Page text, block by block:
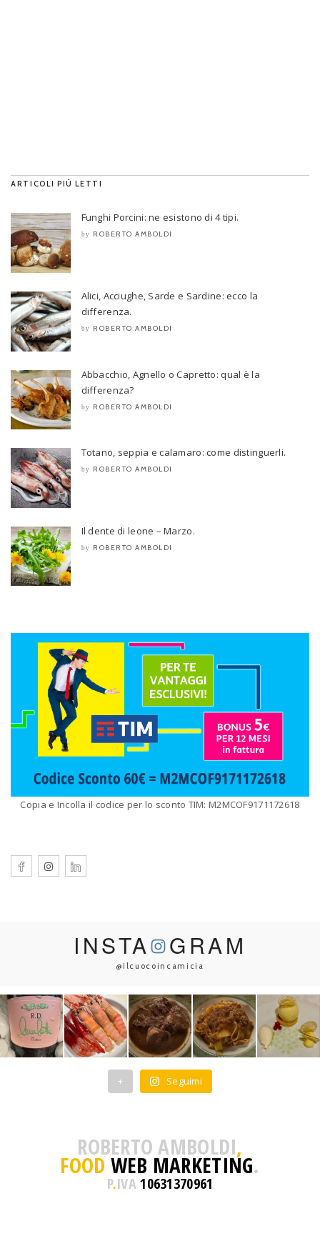
ARTICOLI PIÙ LETTI
Funghi Porcini: ne esistono di 4 tipi.
by ROBERTO AMBOLDI
Alici, Acciughe, Sarde e Sardine: ecco la
differenza.
by ROBERTO AMBOLDI
Abbacchio, Agnello o Capretto: qual è la
differenza?
by ROBERTO AMBOLDI
Totano, seppia e calamaro: come distinguerli.
by ROBERTO AMBOLDI
Il dente di leone – Marzo.
by ROBERTO AMBOLDI
Copia e Incolla il codice per lo sconto TIM: M2MCOF9171172618
INSTA GRAM
@ilcuocoincamicia
+ Seguimi
ROBERTO AMBOLDI,
FOOD WEB MARKETING.
P.IVA10631370961